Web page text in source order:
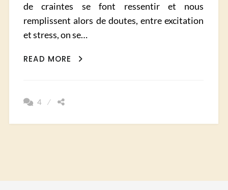
de craintes se font ressentir et nous
remplissent alors de doutes, entre excitation
et stress, on se…
READ MORE
COMMENT
4